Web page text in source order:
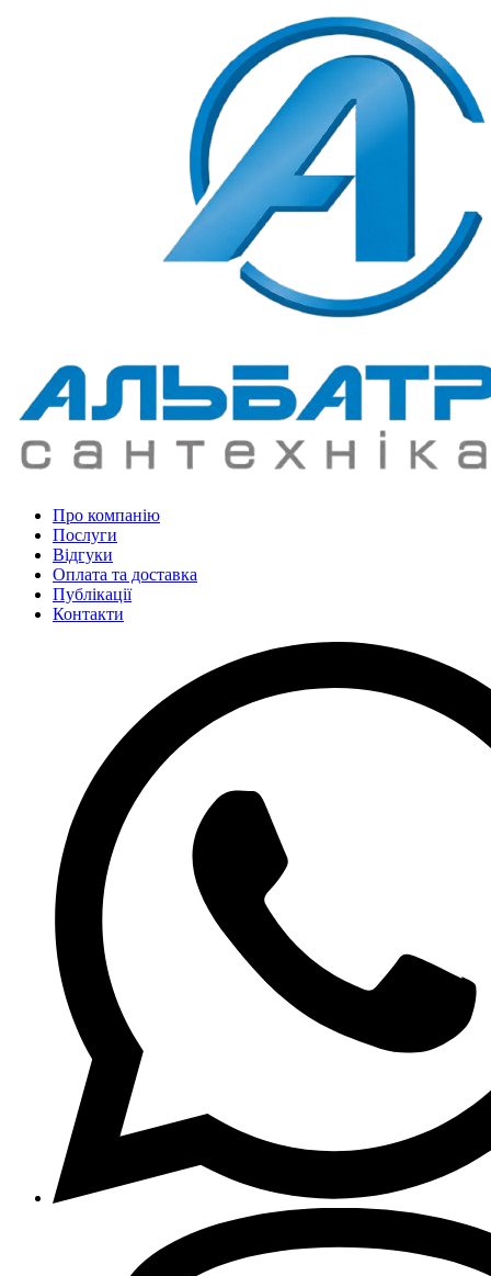
Про компанію
Послуги
Відгуки
Оплата та доставка
Публікації
Контакти